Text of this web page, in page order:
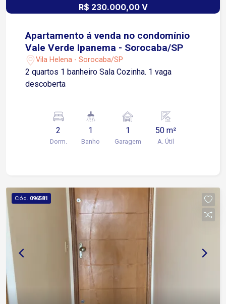
R$ 230.000,00 V
Apartamento á venda no condomínio
Vale Verde Ipanema - Sorocaba/SP
Vila Helena - Sorocaba/SP
2 quartos 1 banheiro Sala Cozinha. 1 vaga
descoberta
2
Dorm.
1
Banho
1
Garagem
50 m²
A. Útil
Cód. 096581